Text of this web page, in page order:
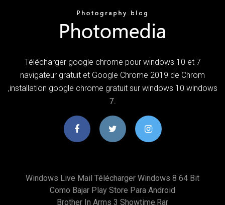
Télécharger google chrome pour windows 10 et 7
navigateur gratuit et Google Chrome 2019 de Chrom
,installation google chrome gratuit sur windows 10 windows
7.
Windows Live Mail Télécharger Windows 8 64 Bit
Como Bajar Play Store Para Android
Brother In Arms 3 Showtime.rar